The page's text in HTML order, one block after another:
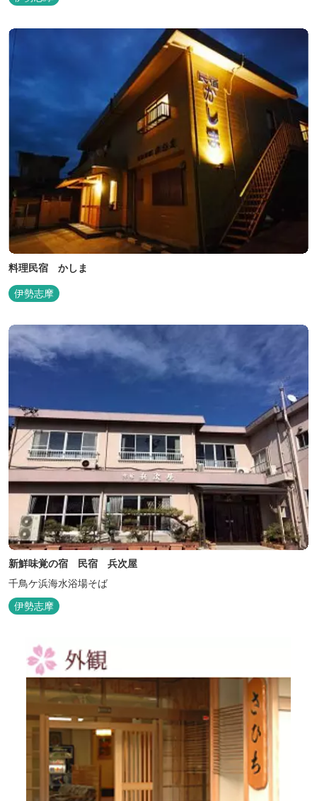
料理民宿 かしま
伊勢志摩
新鮮味覚の宿 民宿 兵次屋
千鳥ケ浜海水浴場そば
伊勢志摩